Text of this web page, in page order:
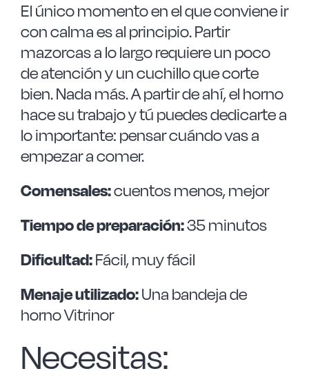
El único momento en el que conviene ir
con calma es al principio. Partir
mazorcas a lo largo requiere un poco
de atención y un cuchillo que corte
bien. Nada más. A partir de ahí, el horno
hace su trabajo y tú puedes dedicarte a
lo importante: pensar cuándo vas a
empezar a comer.
Comensales:cuentos menos, mejor
Tiempo de preparación:35 minutos
Dificultad:Fácil, muy fácil
Menaje utilizado:Una bandeja de
horno Vitrinor
Necesitas: